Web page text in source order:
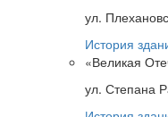
ул.
История
«Великая
ул. Степана